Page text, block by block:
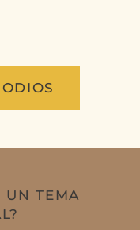
UN TEMA